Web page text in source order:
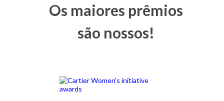
Os maiores prêmios
são nossos!